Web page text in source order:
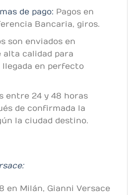
de pago: Pagos en
Bancaria, giros.
son enviados en
alta calidad para
en perfecto
entre 24 y 48 horas
de confirmada la
la ciudad destino.
en Milán, Gianni Versace